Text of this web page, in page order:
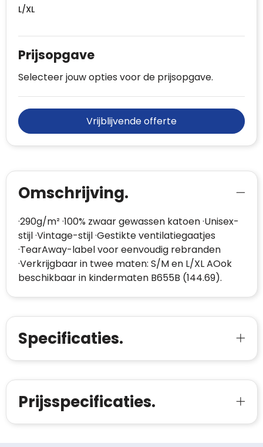
L/XL
Prijsopgave
Selecteer jouw opties voor de prijsopgave.
Vrijblijvende offerte
Omschrijving.
·290g/m² ·100% zwaar gewassen katoen ·Unisex-
stijl ·Vintage-stijl ·Gestikte ventilatiegaatjes
·TearAway-label voor eenvoudig rebranden
·Verkrijgbaar in twee maten: S/M en L/XL AOok
beschikbaar in kindermaten B655B (144.69).
Specificaties.
Prijsspecificaties.